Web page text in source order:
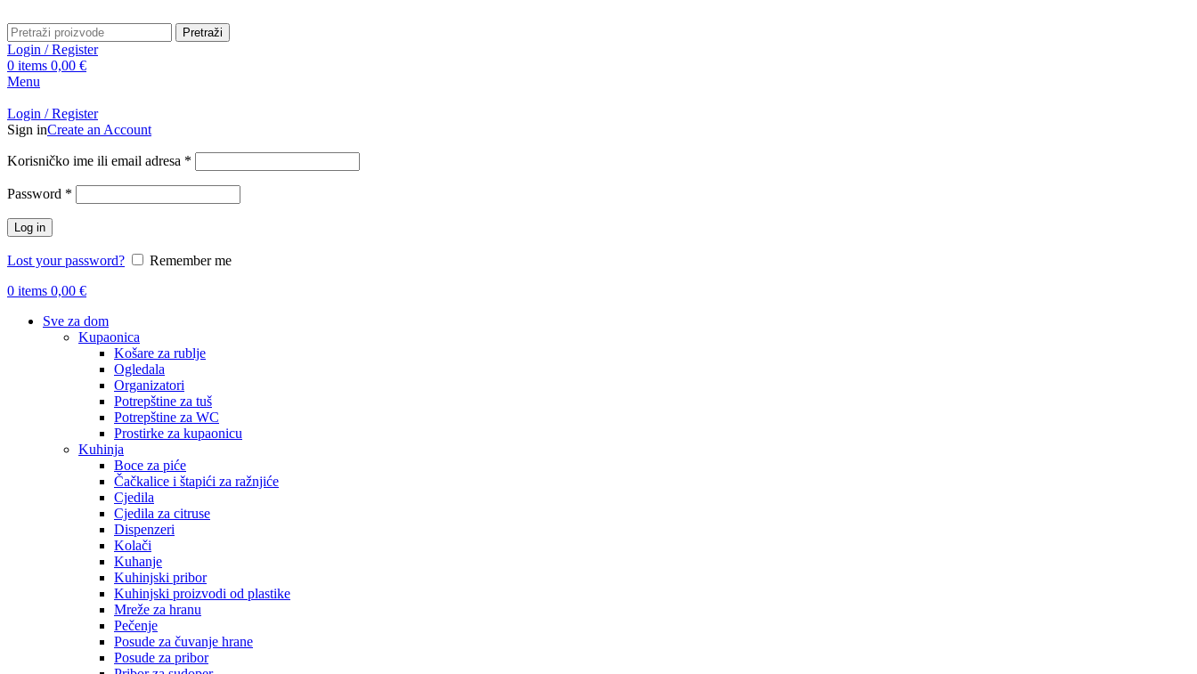
Pretraži
Login / Register
0 items 0,00 €
Menu
Login / Register
Sign inCreate an Account
Korisničko ime ili email adresa *
Password *
Log in
Lost your password?
Remember me
0 items 0,00 €
Sve za dom
Kupaonica
Košare za rublje
Ogledala
Organizatori
Potrepštine za tuš
Potrepštine za WC
Prostirke za kupaonicu
Kuhinja
Boce za piće
Čačkalice i štapići za ražnjiće
Cjedila
Cjedila za citruse
Dispenzeri
Kolači
Kuhanje
Kuhinjski pribor
Kuhinjski proizvodi od plastike
Mreže za hranu
Pečenje
Posude za čuvanje hrane
Posude za pribor